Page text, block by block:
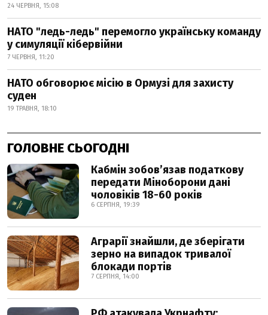
24 ЧЕРВНЯ, 15:08
НАТО "ледь-ледь" перемогло українську команду
у симуляції кібервійни
7 ЧЕРВНЯ, 11:20
НАТО обговорює місію в Ормузі для захисту
суден
19 ТРАВНЯ, 18:10
ГОЛОВНЕ СЬОГОДНІ
Кабмін зобовʼязав податкову
передати Міноборони дані
чоловіків 18-60 років
6 СЕРПНЯ, 19:39
Аграрії знайшли, де зберігати
зерно на випадок тривалої
блокади портів
7 СЕРПНЯ, 14:00